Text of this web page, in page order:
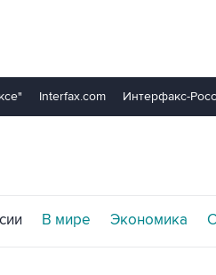
Interfax.com Интерфакс-
В мире Экономика